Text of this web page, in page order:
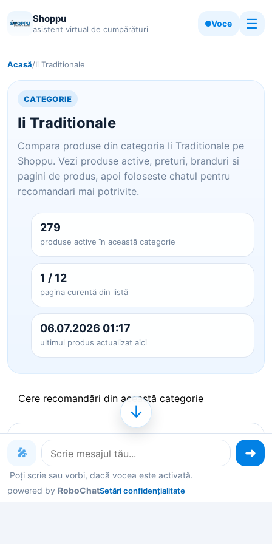
Shoppu
asistent virtual de cumpărături
Voce ☰
Acasă/Ii Traditionale
CATEGORIE
Ii Traditionale
Compara produse din categoria Ii Traditionale pe
Shoppu. Vezi produse active, preturi, branduri si
pagini de produs, apoi foloseste chatul pentru
recomandari mai potrivite.
279
produse active în această categorie
1 / 12
pagina curentă din listă
06.07.2026 01:17
ultimul produs actualizat aici
Cere recomandări din această categorie
Produse pe care le poți explora
acum
Deschide un produs ca să vezi detalii, sau spune-
🎤
Poți scrie sau vorbi, dacă vocea este activată.
powered by RoboChatSetări confidențialitate
↓